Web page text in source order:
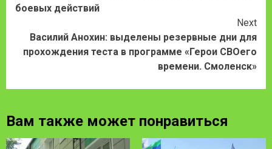
боевых действий
Next
Василий Анохин: выделены резервные дни для
прохождения теста в программе «Герои СВОего
времени. Смоленск»
Вам также может понравиться